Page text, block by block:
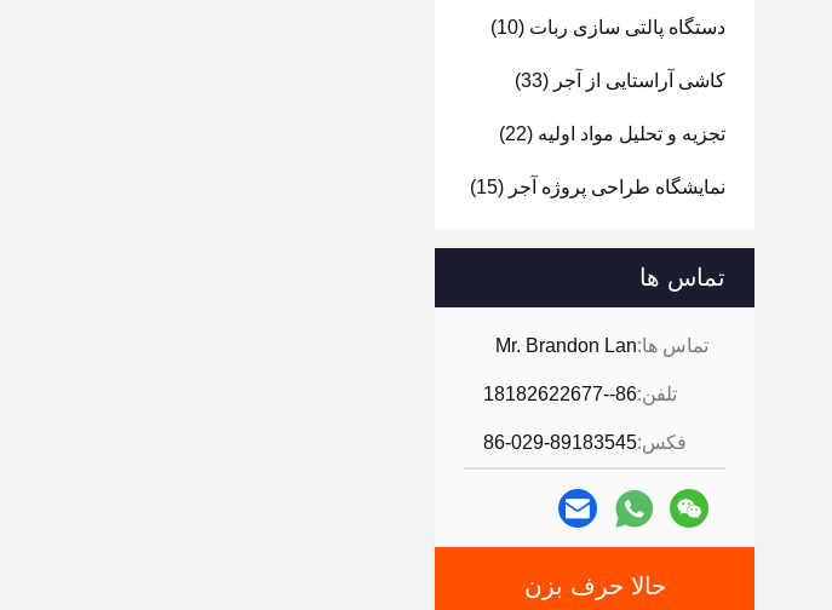
دستگاه پالتی سازی ربات (10)
کاشی آراستایی از آجر (33)
تجزیه و تحلیل مواد اولیه (22)
نمایشگاه طراحی پروژه آجر (15)
تماس ها
تماس ها:Mr. Brandon Lan
تلفن:86--18182622677
فکس:86-029-89183545
حالا حرف بزن